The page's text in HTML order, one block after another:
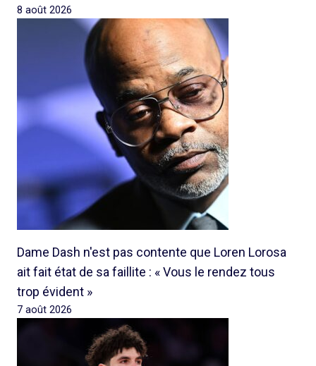
8 août 2026
Dame Dash n'est pas contente que Loren Lorosa
ait fait état de sa faillite : « Vous le rendez tous
trop évident »
7 août 2026